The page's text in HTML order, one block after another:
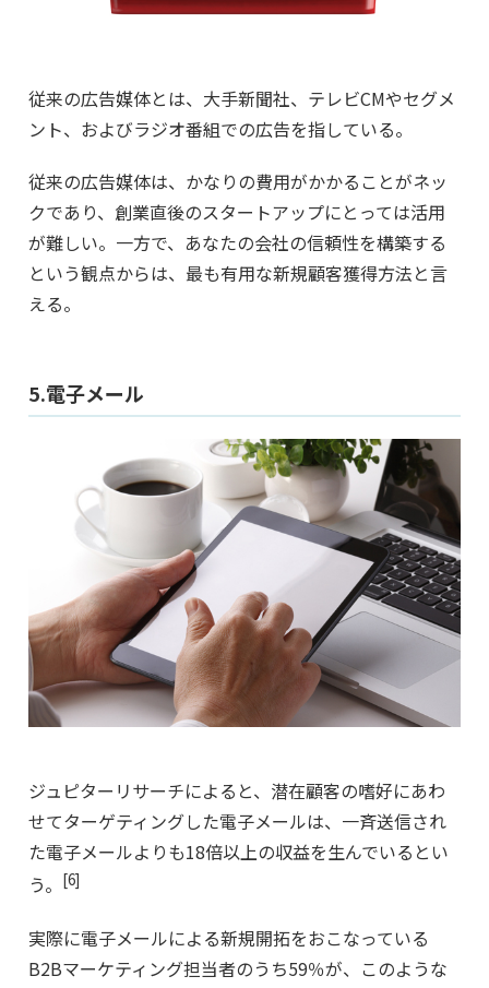
従来の広告媒体とは、大手新聞社、テレビCMやセグメ
ント、およびラジオ番組での広告を指している。
従来の広告媒体は、かなりの費用がかかることがネッ
クであり、創業直後のスタートアップにとっては活用
が難しい。一方で、あなたの会社の信頼性を構築する
という観点からは、最も有用な新規顧客獲得方法と言
える。
5.電子メール
ジュピターリサーチによると、潜在顧客の嗜好にあわ
せてターゲティングした電子メールは、一斉送信され
た電子メールよりも18倍以上の収益を生んでいるとい
う。 [6]
実際に電子メールによる新規開拓をおこなっている
B2Bマーケティング担当者のうち59％が、このような